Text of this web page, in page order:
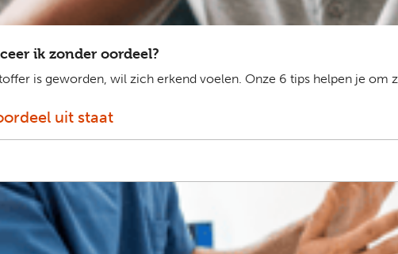
ik zonder oordeel?
is geworden, wil zich erkend voelen. Onze 6 tips helpen je om
uit staat